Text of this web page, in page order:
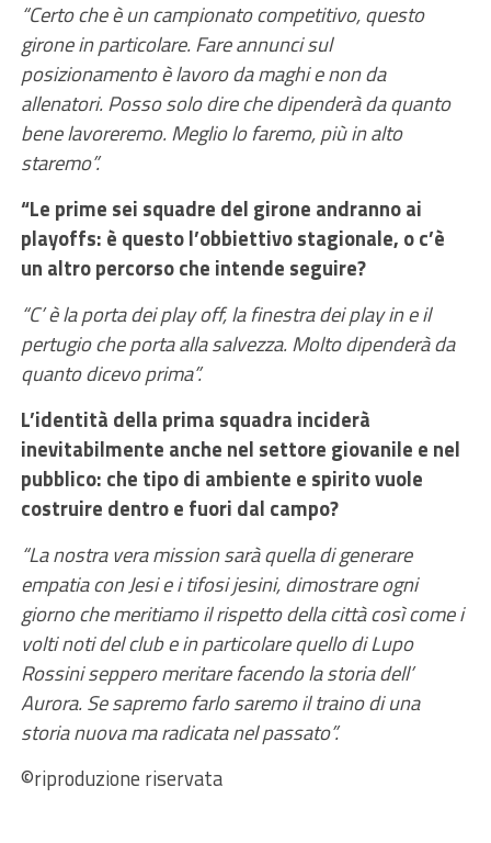
“Certo che è un campionato competitivo, questo
girone in particolare. Fare annunci sul
posizionamento è lavoro da maghi e non da
allenatori. Posso solo dire che dipenderà da quanto
bene lavoreremo. Meglio lo faremo, più in alto
staremo”.
“Le prime sei squadre del girone andranno ai
playoffs: è questo l’obbiettivo stagionale, o c’è
un altro percorso che intende seguire?
“C’ è la porta dei play off, la finestra dei play in e il
pertugio che porta alla salvezza. Molto dipenderà da
quanto dicevo prima”.
L’identità della prima squadra inciderà
inevitabilmente anche nel settore giovanile e nel
pubblico: che tipo di ambiente e spirito vuole
costruire dentro e fuori dal campo?
“La nostra vera mission sarà quella di generare
empatia con Jesi e i tifosi jesini, dimostrare ogni
giorno che meritiamo il rispetto della città così come i
volti noti del club e in particolare quello di Lupo
Rossini seppero meritare facendo la storia dell’
Aurora. Se sapremo farlo saremo il traino di una
storia nuova ma radicata nel passato”.
©riproduzione riservata